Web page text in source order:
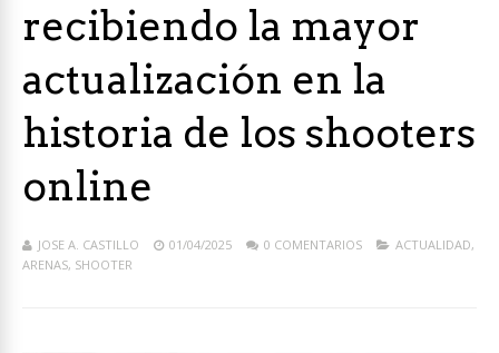
recibiendo la mayor
actualización en la
historia de los shooters
online
JOSE A. CASTILLO 01/04/2025 0 COMENTARIOS ACTUALIDAD,
ARENAS, SHOOTER